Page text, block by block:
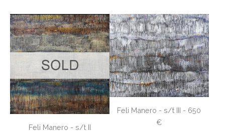
Feli Manero - s/t II
Feli Manero - s/t III - 650
€